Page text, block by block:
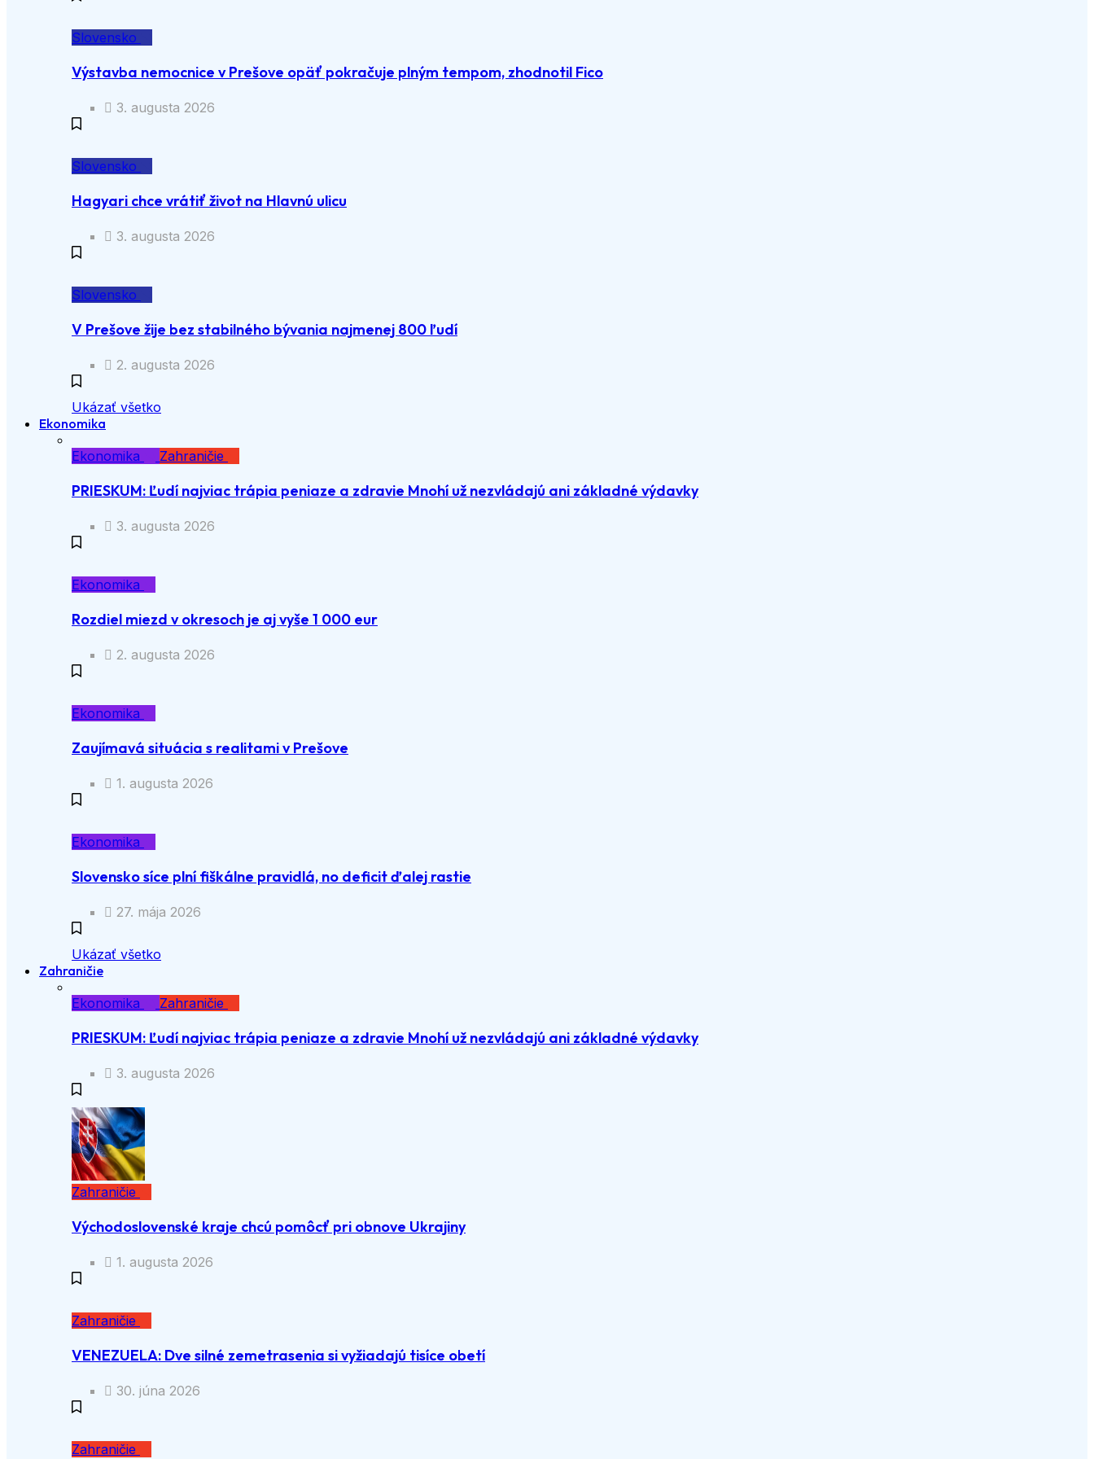
Slovensko
Výstavba nemocnice v Prešove opäť pokračuje plným tempom, zhodnotil Fico
3. augusta 2026
Slovensko
Hagyari chce vrátiť život na Hlavnú ulicu
3. augusta 2026
Slovensko
V Prešove žije bez stabilného bývania najmenej 800 ľudí
2. augusta 2026
Ukázať všetko
Ekonomika
Ekonomika
Zahraničie
PRIESKUM: Ľudí najviac trápia peniaze a zdravie Mnohí už nezvládajú ani základné výdavky
3. augusta 2026
Ekonomika
Rozdiel miezd v okresoch je aj vyše 1 000 eur
2. augusta 2026
Ekonomika
Zaujímavá situácia s realitami v Prešove
1. augusta 2026
Ekonomika
Slovensko síce plní fiškálne pravidlá, no deficit ďalej rastie
27. mája 2026
Ukázať všetko
Zahraničie
Ekonomika
Zahraničie
PRIESKUM: Ľudí najviac trápia peniaze a zdravie Mnohí už nezvládajú ani základné výdavky
3. augusta 2026
Zahraničie
Východoslovenské kraje chcú pomôcť pri obnove Ukrajiny
1. augusta 2026
Zahraničie
VENEZUELA: Dve silné zemetrasenia si vyžiadajú tisíce obetí
30. júna 2026
Zahraničie